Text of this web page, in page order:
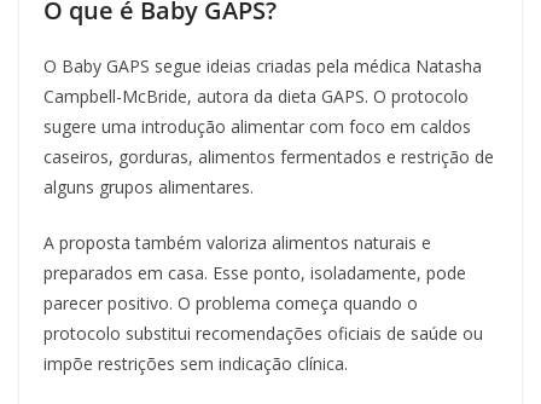
O que é Baby GAPS?
O Baby GAPS segue ideias criadas pela médica Natasha
Campbell-McBride, autora da dieta GAPS. O protocolo
sugere uma introdução alimentar com foco em caldos
caseiros, gorduras, alimentos fermentados e restrição de
alguns grupos alimentares.
A proposta também valoriza alimentos naturais e
preparados em casa. Esse ponto, isoladamente, pode
parecer positivo. O problema começa quando o
protocolo substitui recomendações oficiais de saúde ou
impõe restrições sem indicação clínica.